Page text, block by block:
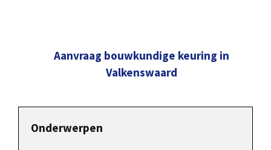
Aanvraag bouwkundige keuring in
Valkenswaard
Onderwerpen